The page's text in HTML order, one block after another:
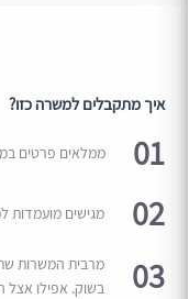
איך מתקבלים למשרה כזו?
01 ממלאים פרטים
02 מגישים מועמדות
03
מרבית המשרות
בשוק. אפילו אצל